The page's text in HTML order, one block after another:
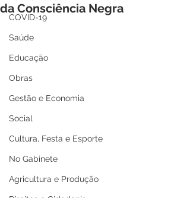
COVID-19
Saúde
Educação
Obras
Gestão e Economia
Social
Cultura, Festa e Esporte
No Gabinete
Agricultura e Produção
da Consciência Negra